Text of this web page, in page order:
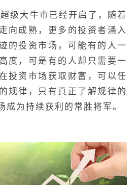
级大牛市已经开启了，随着
向成熟，更多的投资者涌入
的投资市场，可能有的人一
度，可是有的人却只需要一
投资市场获取财富，可以任
规律，只有真正了解规律的
成为持续获利的常胜将军。